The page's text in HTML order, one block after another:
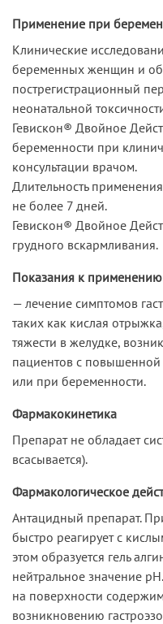
Применение при
Клинические
беременных женщин и
пострегистрационный
неонатальной
Гевискон® Двойное
беременности при
консультации врачом.
Длительность
не более 7 дней.
Гевискон® Двойное
грудного вскармливания.
Показания к применению
— лечение симптомов
таких как кислая
тяжести в желудке,
пациентов с повышенной
или при беременности.
Фармакокинетика
Препарат не обладает
всасывается).
Фармакологическое
Антацидный препарат.
быстро реагирует с
этом образуется гель
нейтральное значение
на поверхности
возникновению